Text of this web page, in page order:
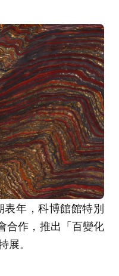
表年，科博館館特別
合作，推出「百變化
。